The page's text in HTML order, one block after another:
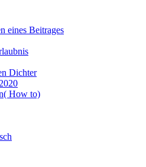
eines Beitrages
Dichter
How to)